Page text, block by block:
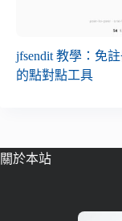
jfsendit 教學：免
的點對點工具
關於本站